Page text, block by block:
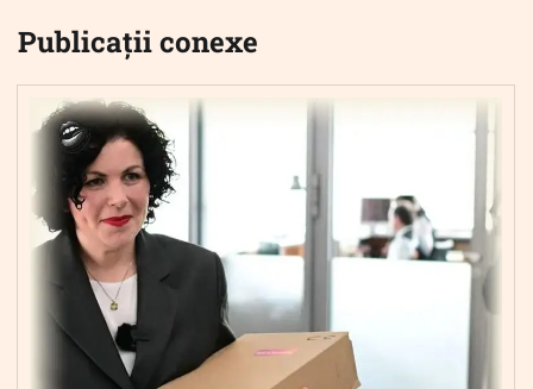
Publicații conexe